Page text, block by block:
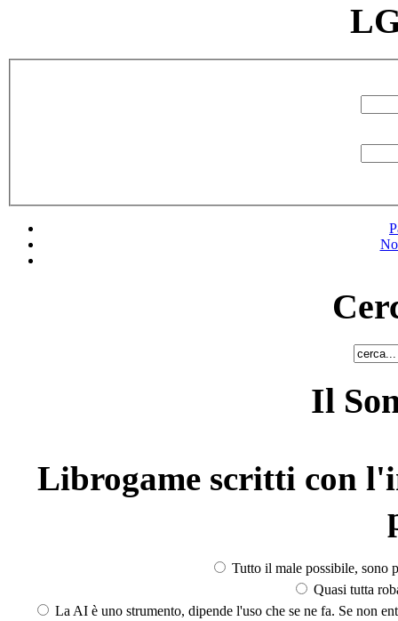
Il
Librogame scritti con
Tutto il male possibile, sono
Quasi tutta
La AI è uno strumento, dipende l'uso che se ne fa. Se non